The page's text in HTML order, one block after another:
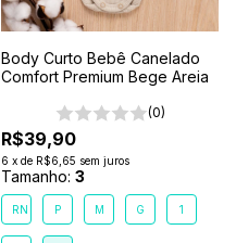
Body Curto Bebê Canelado
Comfort Premium Bege Areia
(0)
R$39,90
6 x de R$6,65 sem juros
Tamanho: 3
RN P M G 1